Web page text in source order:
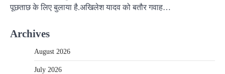
पूछताछ के लिए बुलाया है.अखिलेश यादव को बतौर गवाह…
Archives
August 2026
July 2026